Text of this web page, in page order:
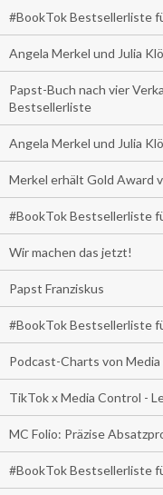
#BookTok Bestsellerliste
Angela Merkel und Julia
Papst-Buch nach vier
Bestsellerliste
Angela Merkel und Julia
Merkel erhält Gold Award
#BookTok Bestsellerliste
Wir machen das jetzt!
Papst Franziskus
#BookTok Bestsellerliste
Podcast-Charts von
TikTok x Media Control -
MC Folio: Präzise
#BookTok Bestsellerliste